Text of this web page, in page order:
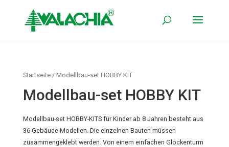
Startseite/ Modellbau-set HOBBY KIT
Modellbau-set HOBBY KIT
Modellbau-set HOBBY-KITS für Kinder ab 8 Jahren besteht aus
36 Gebäude-Modellen. Die einzelnen Bauten müssen
zusammengeklebt werden. Von einem einfachen Glockenturm